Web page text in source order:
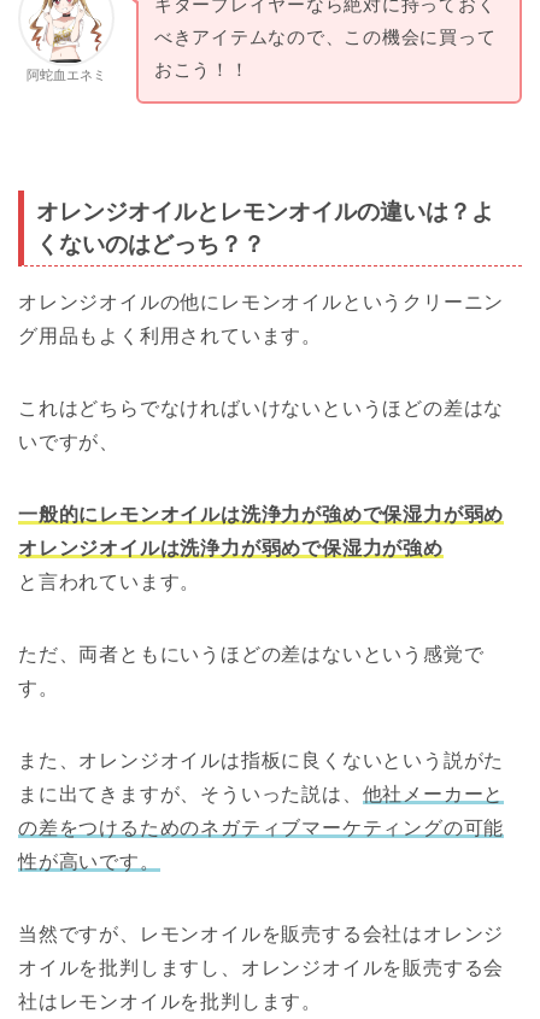
阿蛇血エネミ
ギタープレイヤーなら絶対に持っておく
べきアイテムなので、この機会に買って
おこう！！
オレンジオイルとレモンオイルの違いは？よ
くないのはどっち？？
オレンジオイルの他にレモンオイルというクリーニン
グ用品もよく利用されています。
これはどちらでなければいけないというほどの差はな
いですが、
一般的にレモンオイルは洗浄力が強めで保湿力が弱め
オレンジオイルは洗浄力が弱めで保湿力が強め
と言われています。
ただ、両者ともにいうほどの差はないという感覚で
す。
また、オレンジオイルは指板に良くないという説がた
まに出てきますが、そういった説は、 他社メーカーと
の差をつけるためのネガティブマーケティングの可能
性が高いです。
当然ですが、レモンオイルを販売する会社はオレンジ
オイルを批判しますし、オレンジオイルを販売する会
社はレモンオイルを批判します。